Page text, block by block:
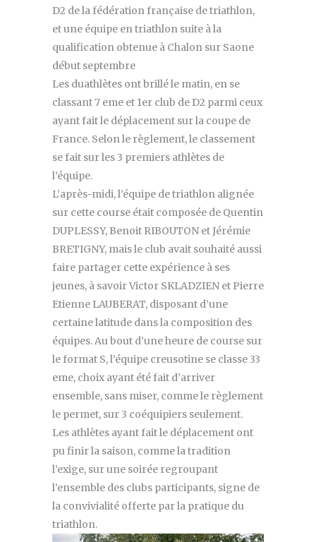
D2 de la fédération française de triathlon,
et une équipe en triathlon suite à la
qualification obtenue à Chalon sur Saone
début septembre
Les duathlètes ont brillé le matin, en se
classant 7 eme et 1er club de D2 parmi ceux
ayant fait le déplacement sur la coupe de
France. Selon le règlement, le classement
se fait sur les 3 premiers athlètes de
l’équipe.
L’après-midi, l’équipe de triathlon alignée
sur cette course était composée de Quentin
DUPLESSY, Benoit RIBOUTON et Jérémie
BRETIGNY, mais le club avait souhaité aussi
faire partager cette expérience à ses
jeunes, à savoir Victor SKLADZIEN et Pierre
Etienne LAUBERAT, disposant d’une
certaine latitude dans la composition des
équipes. Au bout d’une heure de course sur
le format S, l’équipe creusotine se classe 33
eme, choix ayant été fait d’arriver
ensemble, sans miser, comme le règlement
le permet, sur 3 coéquipiers seulement.
Les athlètes ayant fait le déplacement ont
pu finir la saison, comme la tradition
l’exige, sur une soirée regroupant
l’ensemble des clubs participants, signe de
la convivialité offerte par la pratique du
triathlon.